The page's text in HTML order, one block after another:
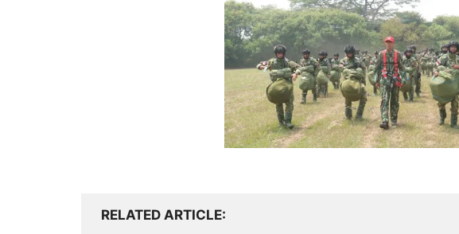
RELATED ARTICLE